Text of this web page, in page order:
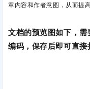
章内容和作者意图，从而提
文档的预览图如下，
编码，保存后即可直接